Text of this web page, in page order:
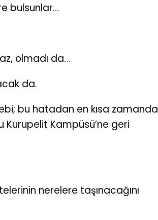
bulsunlar…
olmadı da…
da.
bu hatadan en kısa zamanda
Kurupelit Kampüsü’ne geri
nerelere taşınacağını